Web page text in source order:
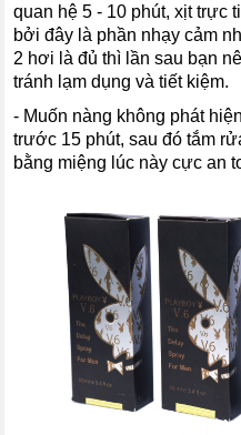
quan hệ 5 - 10 phút, xịt trực
bởi đây là phần nhạy cảm
2 hơi là đủ thì lần sau bạn
tránh lạm dụng và tiết kiệm.
- Muốn nàng không phát
trước 15 phút, sau đó tắm
bằng miệng lúc này cực an